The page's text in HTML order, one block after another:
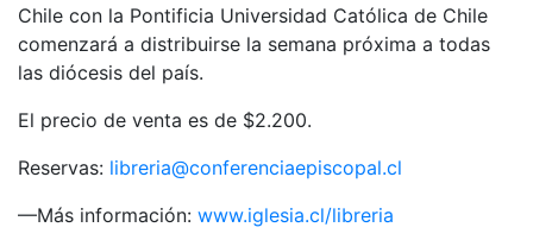
Chile con la Pontificia Universidad Católica de Chile
comenzará a distribuirse la semana próxima a todas
las diócesis del país.
El precio de venta es de $2.200.
Reservas: libreria@conferenciaepiscopal.cl
—Más información: www.iglesia.cl/libreria